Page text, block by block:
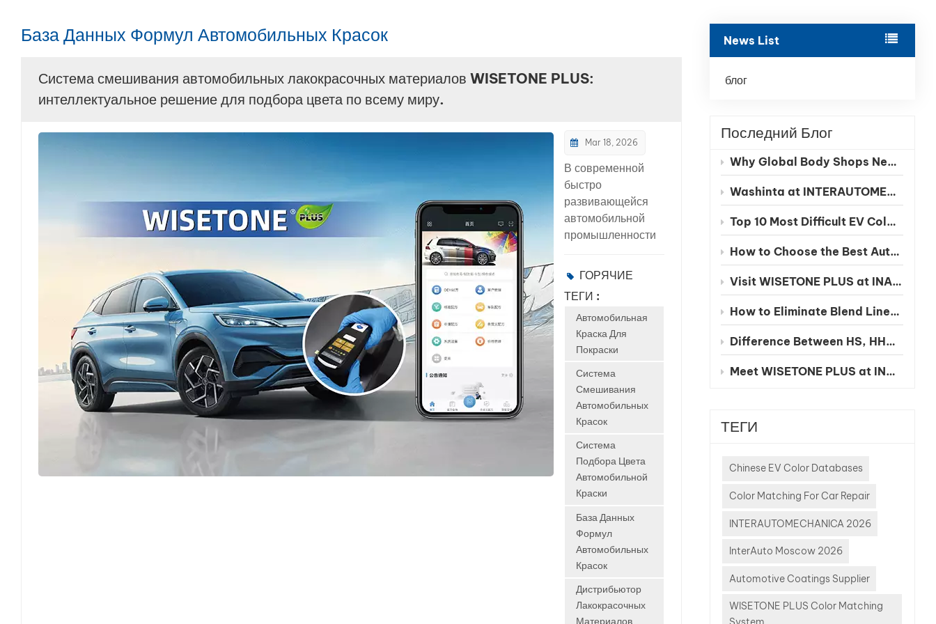
News List
блог
Последний Блог
Why Global Body Shops Need Chinese EV Color Databases
Washinta at INTERAUTOMECHANICA 2026 Moscow
Top 10 Most Difficult EV Colors to Match in 2026
How to Choose the Best Automotive Refinish Paint Manufacturer in China
Visit WISETONE PLUS at INA PAACE Automechanika Mexico 2026 – Meet Your Trusted Automotive Refinish Paint Manufacturer
How to Eliminate Blend Lines in Automotive Spot Repairs: The Benefits of Seamless Clearcoat Technology
Difference Between HS, HHS and UHS Clearcoat
Meet WISETONE PLUS at INA PAACE Automechanika Mexico City 2026 – BOOTH NO. 1826-2
ТЕГИ
Chinese EV Color Databases
Color Matching For Car Repair
INTERAUTOMECHANICA 2026
InterAuto Moscow 2026
Automotive Coatings Supplier
WISETONE PLUS Color Matching
База Данных Формул Автомобильных Красок
Система смешивания автомобильных лакокрасочных материалов WISETONE PLUS:
интеллектуальное решение для подбора цвета по всему миру.
Mar 18, 2026
В современной
быстро
развивающейся
автомобильной
промышленности
эффективное
цветов стало
важнее, чем
когда-либо,
особенно с учетом
стремительного
глобального
расширения
китайских
брендов и
появления новых
автомобилей
(NEV). Для
дистрибьюторов и
автосервисов
задача
очевидна:Как
быстро, точно и
выгодно
ГОРЯЧИЕ
ТЕГИ :
Автомобильная
Краска Для
Покраски
Система
Смешивания
Автомобильных
Красок
Система
Подбора Цвета
Автомобильной
Краски
База Данных
Формул
Автомобильных
Красок
Дистрибьютор
Лакокрасочных
Материалов